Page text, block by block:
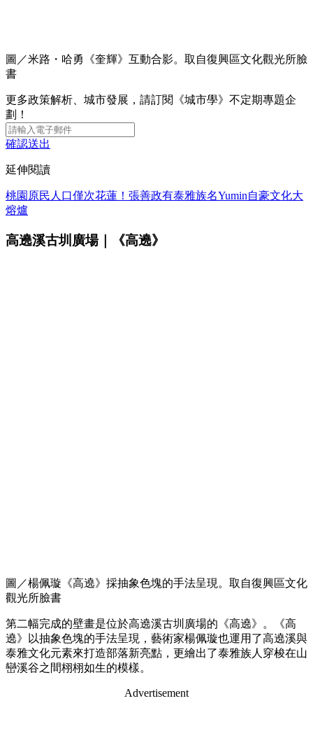
圖／米路・哈勇《奎輝》互動合影。取自復興區文化觀光所臉
書
更多政策解析、城市發展，請訂閱《城市學》不定期專題企
劃！
確認送出
延伸閱讀
桃園原民人口僅次花蓮！張善政有泰雅族名Yumin自豪文化大
熔爐
高遶溪古圳廣場｜《高遶》
圖／楊佩璇《高遶》採抽象色塊的手法呈現。取自復興區文化
觀光所臉書
第二幅完成的壁畫是位於高遶溪古圳廣場的《高遶》。《高
遶》以抽象色塊的手法呈現，藝術家楊佩璇也運用了高遶溪與
泰雅文化元素來打造部落新亮點，更繪出了泰雅族人穿梭在山
巒溪谷之間栩栩如生的模樣。
Advertisement